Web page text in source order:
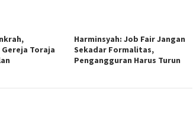
Toraja
Harminsyah: Job Fair Jangan
Sekadar Formalitas,
Pengangguran Harus Turun